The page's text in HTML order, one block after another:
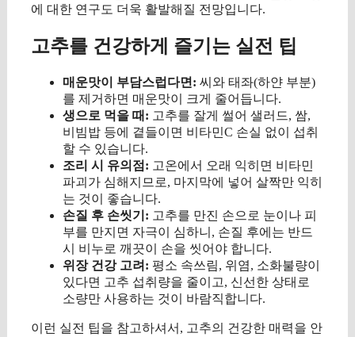
에 대한 연구도 더욱 활발해질 전망입니다.
고추를 건강하게 즐기는 실전 팁
매운맛이 부담스럽다면: 씨와 태좌(하얀 부분)
를 제거하면 매운맛이 크게 줄어듭니다.
생으로 먹을 때: 고추를 잘게 썰어 샐러드, 쌈,
비빔밥 등에 곁들이면 비타민C 손실 없이 섭취
할 수 있습니다.
조리 시 유의점: 고온에서 오래 익히면 비타민
파괴가 심해지므로, 마지막에 넣어 살짝만 익히
는 것이 좋습니다.
손질 후 손씻기: 고추를 만진 손으로 눈이나 피
부를 만지면 자극이 심하니, 손질 후에는 반드
시 비누로 깨끗이 손을 씻어야 합니다.
위장 건강 고려: 평소 속쓰림, 위염, 소화불량이
있다면 고추 섭취량을 줄이고, 신선한 상태로
소량만 사용하는 것이 바람직합니다.
이런 실전 팁을 참고하셔서, 고추의 건강한 매력을 안